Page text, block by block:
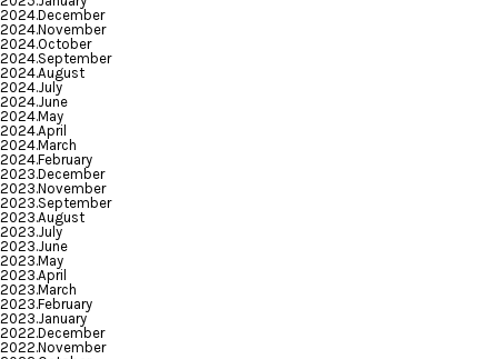
2024.December
2024.November
2024.October
2024.September
2024.August
2024.July
2024.June
2024.May
2024.April
2024.March
2024.February
2023.December
2023.November
2023.September
2023.August
2023.July
2023.June
2023.May
2023.April
2023.March
2023.February
2023.January
2022.December
2022.November